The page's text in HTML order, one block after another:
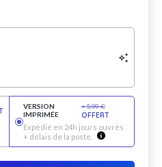
VERSION
IMPRIMÉE
+5.99 €
OFFERT
Expédié en 24h jours ouvrés
+ délais de la poste.